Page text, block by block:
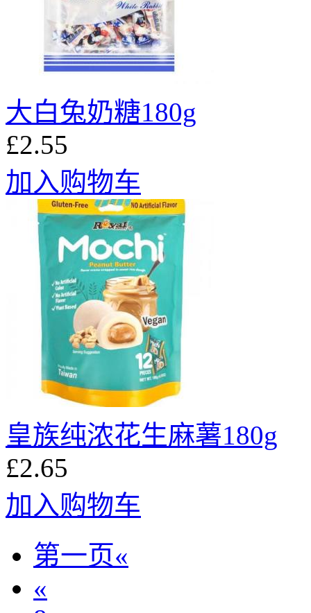
大白兔奶糖180g
£2.55
加入购物车
皇族纯浓花生麻薯180g
£2.65
加入购物车
第一页«
«